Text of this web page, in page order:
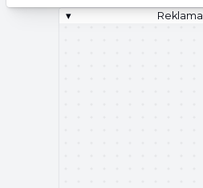
▾
Reklama